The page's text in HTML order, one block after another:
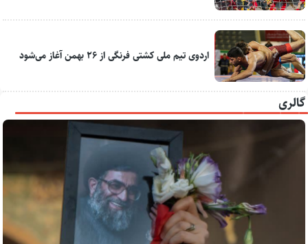
اردوی تیم ملی کشتی فرنگی از ۲۶ بهمن آغاز می‌شود
گالری